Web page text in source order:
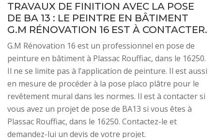
TRAVAUX DE FINITION AVEC LA POSE
DE BA 13 : LE PEINTRE EN BÂTIMENT
G.M RÉNOVATION 16 EST À CONTACTER.
G.M Rénovation 16 est un professionnel en pose de
peinture en bâtiment à Plassac Rouffiac, dans le 16250.
Il ne se limite pas à l’application de peinture. Il est aussi
en mesure de procéder à la pose placo plâtre pour le
revêtement mural dans les normes. Il est à contacter si
vous avez un projet de pose de BA13 si vous êtes à
Plassac Rouffiac, dans le 16250. Contactez-le et
demandez-lui un devis de votre projet.